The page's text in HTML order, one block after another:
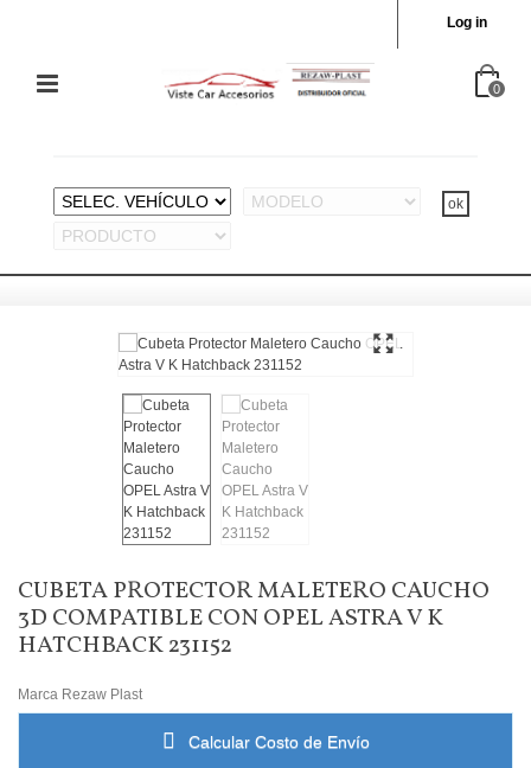
Log in
0
CUBETA PROTECTOR MALETERO CAUCHO
3D COMPATIBLE CON OPEL ASTRA V K
HATCHBACK 231152
Marca Rezaw Plast
Calcular Costo de Envío